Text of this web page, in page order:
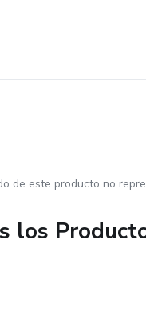
de este producto no
los